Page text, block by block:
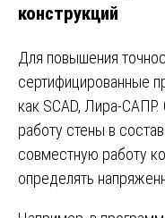
конструкций
Для повышения
сертифицированные
как SCAD, Лира-
работу стены в
совместную работу
определять